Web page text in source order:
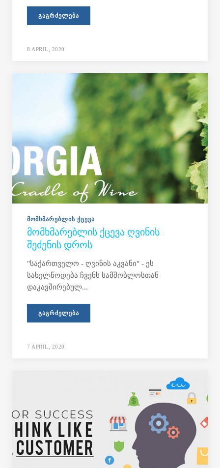
ᲒᲐᲒᲠᲫᲔᲚᲔᲑᲐ
8 APRIL, 2020
ᲛᲝᲛᲮᲛᲐᲠᲔᲑᲚᲘᲡ ᲥᲪᲔᲕᲐ
ᲛᲝᲛᲮᲛᲐᲠᲔᲑᲚᲘᲡ ᲥᲪᲔᲕᲐ ᲦᲕᲘᲜᲘᲡ
ᲨᲔᲫᲔᲜᲘᲡ ᲓᲠᲝᲡ
"საქართველო - ღვინის აკვანი" - ეს
სახელწოდება ჩვენს სამშობლოსთან
დაკავშირებულ...
ᲒᲐᲒᲠᲫᲔᲚᲔᲑᲐ
7 APRIL, 2020